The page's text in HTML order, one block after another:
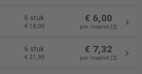
6 stuk
€ 18,00
€ 6,00
per maand (2)
6 stuk
€ 21,95
€ 7,32
per maand (2)